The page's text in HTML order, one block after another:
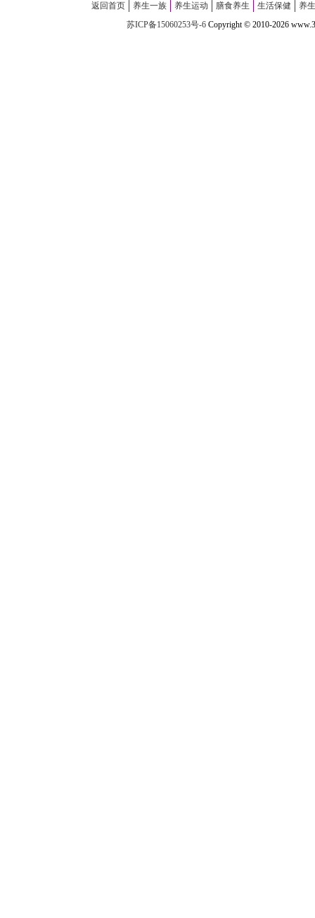
返回首页 养生一族 养生运动 膳食养生 生活保健
养
苏ICP备15060253号-6Copyright©2010-2026